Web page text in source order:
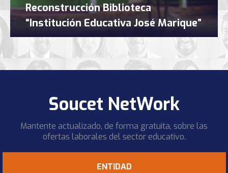
Reconstrucción Biblioteca
“Institución Educativa José Marique”
Soucet NetWork
Mantente actualizado, de forma gratuita, sobre las
ofertas laborales del sector educativo.
ENTIDAD